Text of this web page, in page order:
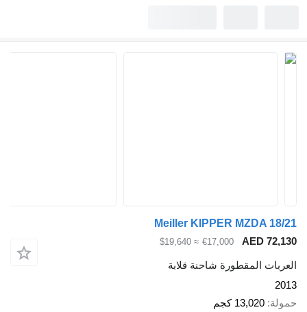
Meiller KIPPER MZDA 18/21
AED 72,130
€17,000
≈ $19,640
العربات المقطورة شاحنة قلابة
2013
حمولة 13,020 كجم